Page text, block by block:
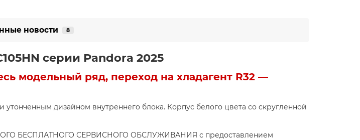
новости 8
серии Pandora 2025
модельный ряд, переход на хладагент R32 —
и утонченным дизайном внутреннего блока. Корпус белого цвета со скругленной
БЕСПЛАТНОГО СЕРВИСНОГО ОБСЛУЖИВАНИЯ с предоставлением